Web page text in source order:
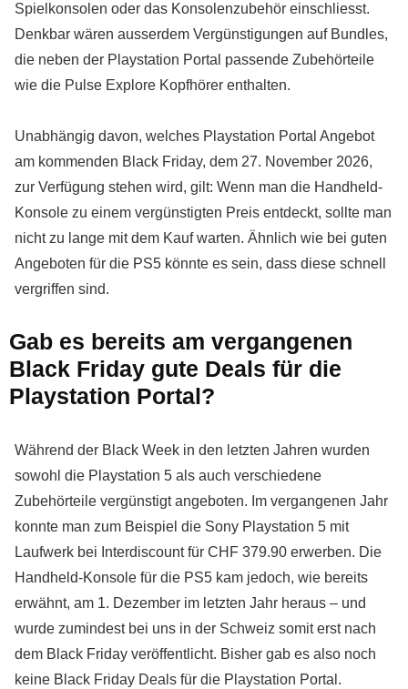
Spielkonsolen oder das Konsolenzubehör einschliesst.
Denkbar wären ausserdem Vergünstigungen auf Bundles,
die neben der Playstation Portal passende Zubehörteile
wie die Pulse Explore Kopfhörer enthalten.
Unabhängig davon, welches Playstation Portal Angebot
am kommenden Black Friday, dem 27. November 2026,
zur Verfügung stehen wird, gilt: Wenn man die Handheld-
Konsole zu einem vergünstigten Preis entdeckt, sollte man
nicht zu lange mit dem Kauf warten. Ähnlich wie bei guten
Angeboten für die PS5 könnte es sein, dass diese schnell
vergriffen sind.
Gab es bereits am vergangenen
Black Friday gute Deals für die
Playstation Portal?
Während der Black Week in den letzten Jahren wurden
sowohl die Playstation 5 als auch verschiedene
Zubehörteile vergünstigt angeboten. Im vergangenen Jahr
konnte man zum Beispiel die Sony Playstation 5 mit
Laufwerk bei Interdiscount für CHF 379.90 erwerben. Die
Handheld-Konsole für die PS5 kam jedoch, wie bereits
erwähnt, am 1. Dezember im letzten Jahr heraus – und
wurde zumindest bei uns in der Schweiz somit erst nach
dem Black Friday veröffentlicht. Bisher gab es also noch
keine Black Friday Deals für die Playstation Portal.